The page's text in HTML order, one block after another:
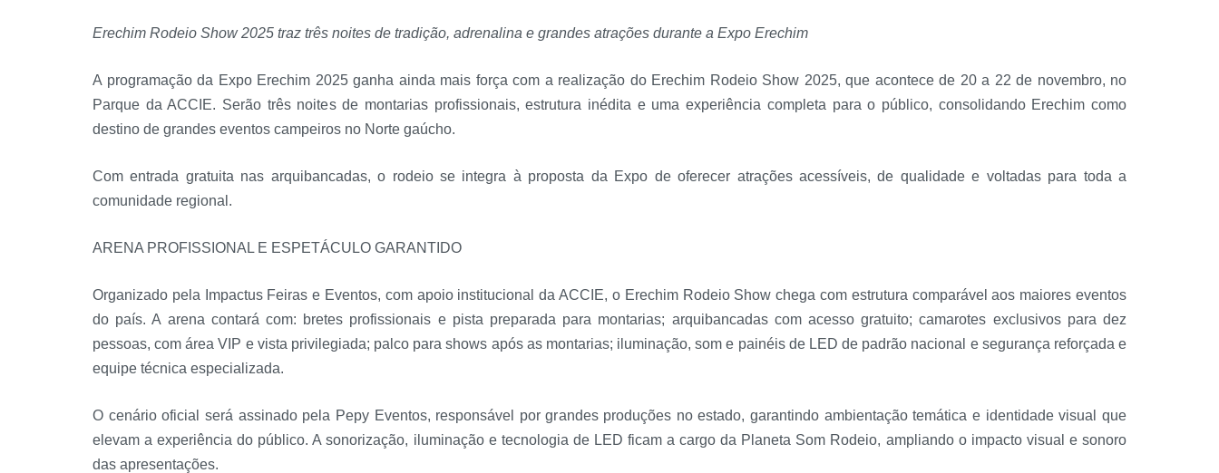
Erechim Rodeio Show 2025 traz três noites de tradição, adrenalina e grandes atrações durante a Expo Erechim
A programação da Expo Erechim 2025 ganha ainda mais força com a realização do Erechim Rodeio Show 2025, que acontece de 20 a 22 de novembro, no
Parque da ACCIE. Serão três noites de montarias profissionais, estrutura inédita e uma experiência completa para o público, consolidando Erechim como
destino de grandes eventos campeiros no Norte gaúcho.
Com entrada gratuita nas arquibancadas, o rodeio se integra à proposta da Expo de oferecer atrações acessíveis, de qualidade e voltadas para toda a
comunidade regional.
ARENA PROFISSIONAL E ESPETÁCULO GARANTIDO
Organizado pela Impactus Feiras e Eventos, com apoio institucional da ACCIE, o Erechim Rodeio Show chega com estrutura comparável aos maiores eventos
do país. A arena contará com: bretes profissionais e pista preparada para montarias; arquibancadas com acesso gratuito; camarotes exclusivos para dez
pessoas, com área VIP e vista privilegiada; palco para shows após as montarias; iluminação, som e painéis de LED de padrão nacional e segurança reforçada e
equipe técnica especializada.
O cenário oficial será assinado pela Pepy Eventos, responsável por grandes produções no estado, garantindo ambientação temática e identidade visual que
elevam a experiência do público. A sonorização, iluminação e tecnologia de LED ficam a cargo da Planeta Som Rodeio, ampliando o impacto visual e sonoro
das apresentações.